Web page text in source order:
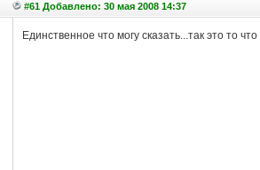
#61 Добавлено: 30 мая 2008 14:37
Единственное что могу сказать...так это то